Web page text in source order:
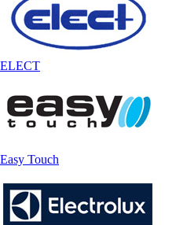
ELECT
Easy Touch